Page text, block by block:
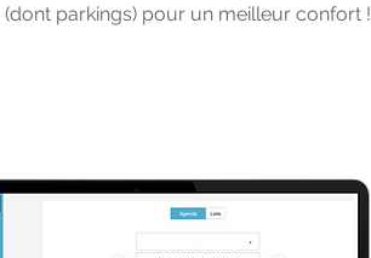
parkings) pour un meilleur confort !​